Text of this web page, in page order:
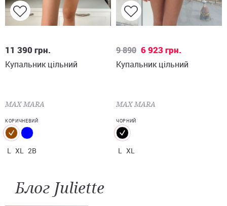
11 390грн.
Купальник цільний
MAX MARA
КОРИЧНЕВИЙ
L XL 2B
9 890 6 923грн.
Купальник цільний
MAX MARA
ЧОРНИЙ
L XL
Блог Juliette